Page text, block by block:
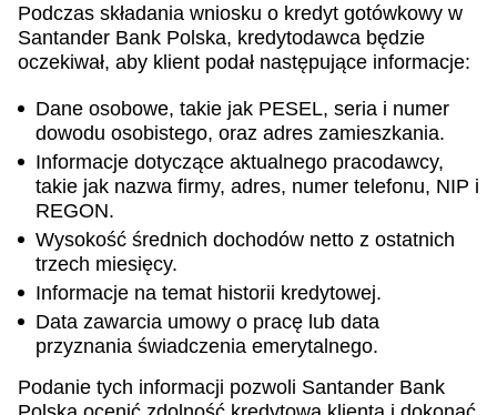
Podczas składania wniosku o kredyt gotówkowy w
Santander Bank Polska, kredytodawca będzie
oczekiwał, aby klient podał następujące informacje:
Dane osobowe, takie jak PESEL, seria i numer
dowodu osobistego, oraz adres zamieszkania.
Informacje dotyczące aktualnego pracodawcy,
takie jak nazwa firmy, adres, numer telefonu, NIP i
REGON.
Wysokość średnich dochodów netto z ostatnich
trzech miesięcy.
Informacje na temat historii kredytowej.
Data zawarcia umowy o pracę lub data
przyznania świadczenia emerytalnego.
Podanie tych informacji pozwoli Santander Bank